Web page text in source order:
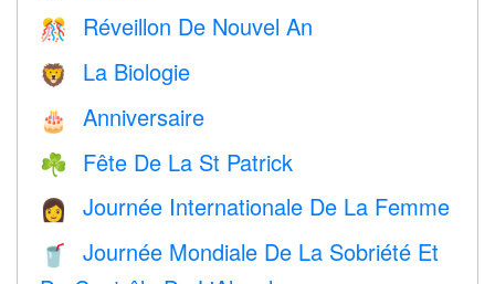
🎊 Réveillon De Nouvel An
🦁 La Biologie
🎂 Anniversaire
☘️ Fête De La St Patrick
👩 Journée Internationale De La Femme
🥤
Journée Mondiale De La Sobriété Et